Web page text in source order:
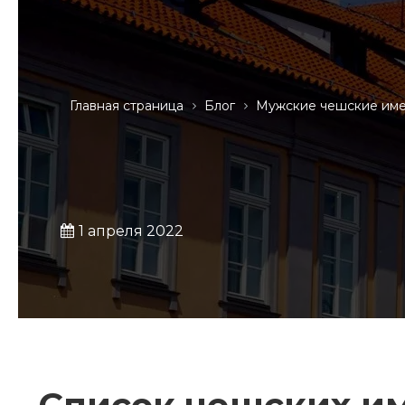
Главная страница Блог Мужские чешские
1 апреля 2022